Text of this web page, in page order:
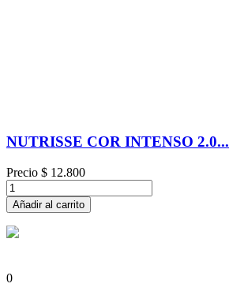
NUTRISSE COR INTENSO 2.0...
Precio $ 12.800
Añadir al carrito
0